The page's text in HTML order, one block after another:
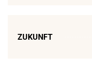
ZUKUNFT